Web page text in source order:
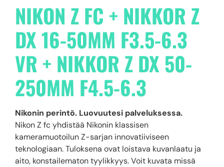
NIKON Z FC + NIKKOR Z
DX 16-50MM F3.5-6.3
VR + NIKKOR Z DX 50-
250MM F4.5-6.3
Nikonin perintö. Luovuutesi palveluksessa.
Nikon Z fc yhdistää Nikonin klassisen
kameramuotoilun Z-sarjan innovatiiviseen
teknologiaan. Tuloksena ovat loistava kuvanlaatu ja
aito, konstailematon tyylikkyys. Voit kuvata missä